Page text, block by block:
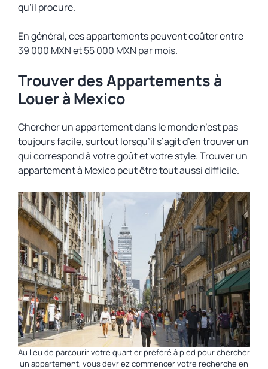
qu’il procure.
En général, ces appartements peuvent coûter entre
39 000 MXN et 55 000 MXN par mois.
Trouver des Appartements à
Louer à Mexico
Chercher un appartement dans le monde n’est pas
toujours facile, surtout lorsqu’il s’agit d’en trouver un
qui correspond à votre goût et votre style. Trouver un
appartement à Mexico peut être tout aussi difficile.
Au lieu de parcourir votre quartier préféré à pied pour chercher
un appartement, vous devriez commencer votre recherche en